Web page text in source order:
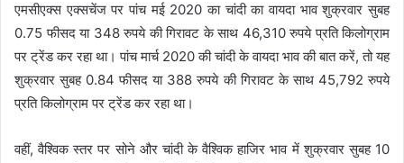
एमसीएक्स एक्सचेंज पर पांच मई 2020 का चांदी का वायदा भाव शुक्रवार सुबह
0.75 फीसद या 348 रुपये की गिरावट के साथ 46,310 रुपये प्रति किलोग्राम
पर ट्रेंड कर रहा था। पांच मार्च 2020 की चांदी के वायदा भाव की बात करें, तो यह
शुक्रवार सुबह 0.84 फीसद या 388 रुपये की गिरावट के साथ 45,792 रुपये
प्रति किलोग्राम पर ट्रेंड कर रहा था।
वहीं, वैश्विक स्तर पर सोने और चांदी के वैश्विक हाजिर भाव में शुक्रवार सुबह 10